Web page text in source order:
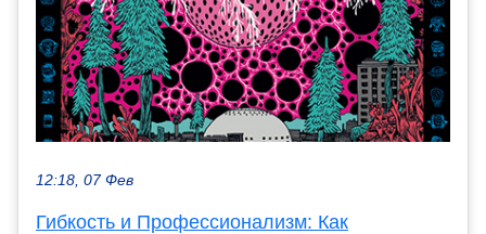
12:18, 07 Фев
Гибкость и Профессионализм: Как